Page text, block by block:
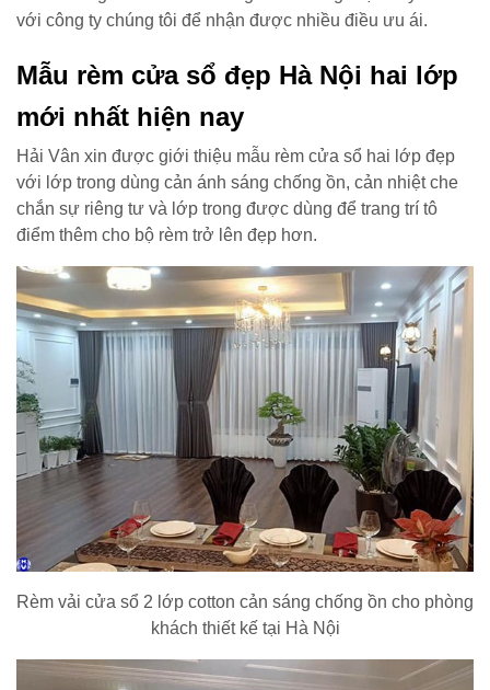
với công ty chúng tôi để nhận được nhiều điều ưu ái.
Mẫu rèm cửa sổ đẹp Hà Nội hai lớp
mới nhất hiện nay
Hải Vân xin được giới thiệu mẫu rèm cửa sổ hai lớp đẹp
với lớp trong dùng cản ánh sáng chống ồn, cản nhiệt che
chắn sự riêng tư và lớp trong được dùng để trang trí tô
điểm thêm cho bộ rèm trở lên đẹp hơn.
Rèm vải cửa sổ 2 lớp cotton cản sáng chống ồn cho phòng
khách thiết kế tại Hà Nội